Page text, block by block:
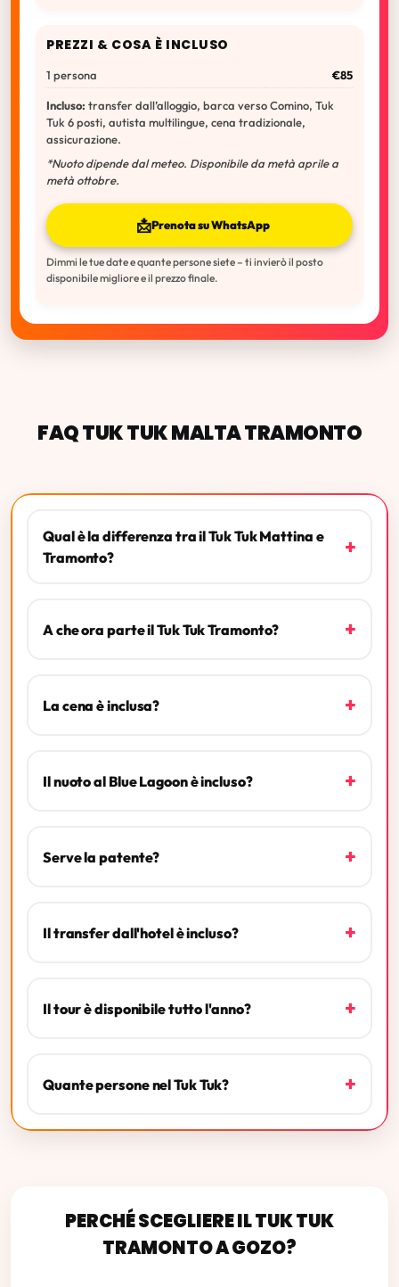
PREZZI & COSA È INCLUSO
1 persona €85
Incluso: transfer dall’alloggio, barca verso Comino, Tuk
Tuk 6 posti, autista multilingue, cena tradizionale,
assicurazione.
*Nuoto dipende dal meteo. Disponibile da metà aprile a
metà ottobre.
📩Prenota su WhatsApp
Dimmi le tue date e quante persone siete – ti invierò il posto
disponibile migliore e il prezzo finale.
FAQ TUK TUK MALTA TRAMONTO
Qual è la differenza tra il Tuk Tuk Mattina e
Tramonto?
+
A che ora parte il Tuk Tuk Tramonto? +
La cena è inclusa? +
Il nuoto al Blue Lagoon è incluso? +
Serve la patente? +
Il transfer dall'hotel è incluso? +
Il tour è disponibile tutto l'anno? +
Quante persone nel Tuk Tuk? +
PERCHÉ SCEGLIERE IL TUK TUK
TRAMONTO A GOZO?